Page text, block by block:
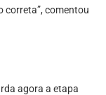
correta”, comentou
agora a etapa